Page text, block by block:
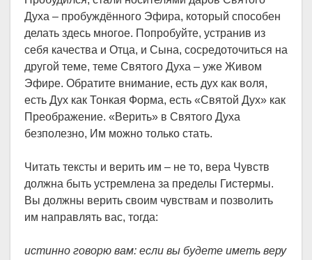
Духа – пробуждённого Эфира, который способен
делать здесь многое. Попробуйте, устранив из
себя качества и Отца, и Сына, сосредоточиться на
другой теме, теме Святого Духа – уже Живом
Эфире. Обратите внимание, есть дух как воля,
есть Дух как Тонкая Форма, есть «Святой Дух» как
Преображение. «Верить» в Святого Духа
безполезно, Им можно только стать.
Читать тексты и верить им – не то, вера Чувств
должна быть устремлена за пределы Гистермы.
Вы должны верить своим чувствам и позволить
им направлять вас, тогда:
истинно говорю вам: если вы будете иметь веру